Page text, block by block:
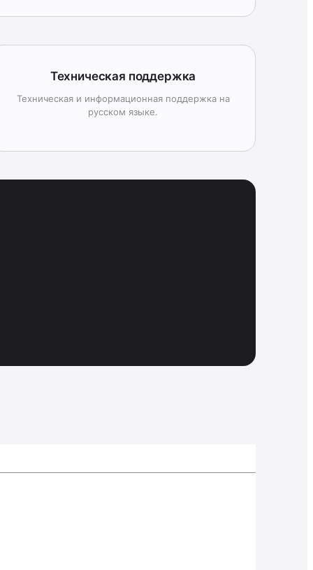
Техническая поддержка
Техническая и информационная поддержка на
русском языке.